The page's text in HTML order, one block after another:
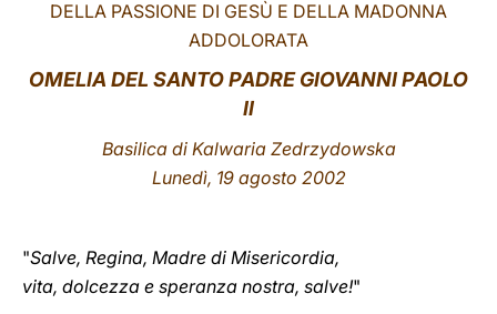
DELLA PASSIONE DI GESÙ E DELLA MADONNA
ADDOLORATA
OMELIA DEL SANTO PADRE GIOVANNI PAOLO
II
Basilica di Kalwaria Zedrzydowska
Lunedì, 19 agosto 2002
"Salve, Regina, Madre di Misericordia,
vita, dolcezza e speranza nostra, salve!"